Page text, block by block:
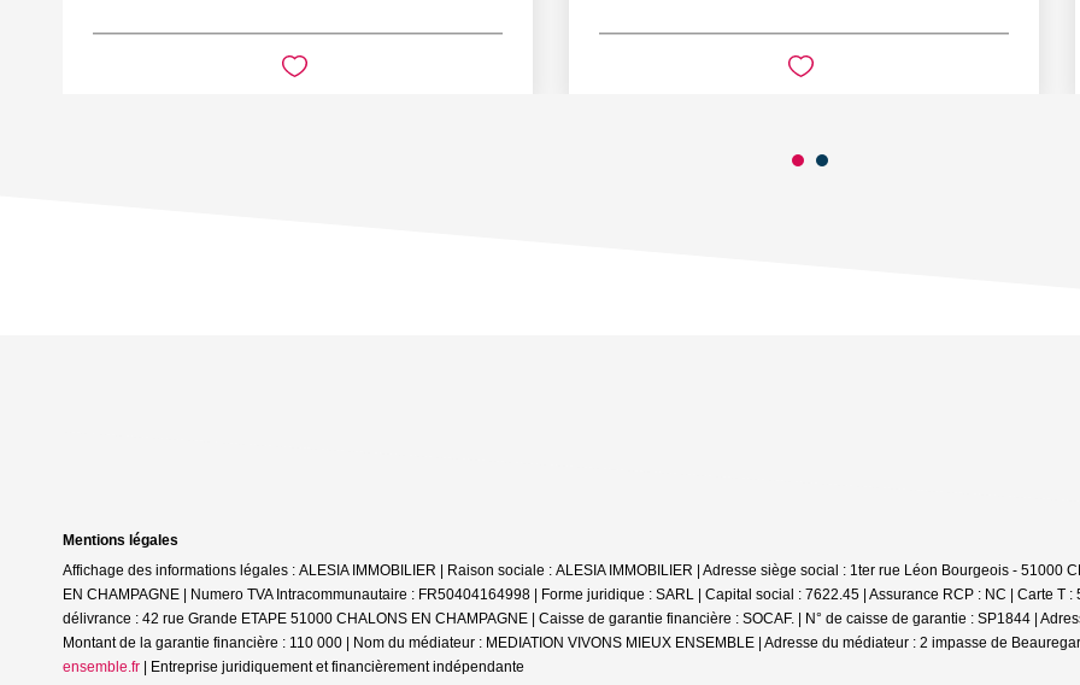
Mentions légales
Affichage des informations légales : ALESIA IMMOBILIER | Raison sociale : ALESIA IMMOBILIER | Adresse siège social : 1ter rue Léon Bourgeois - 51000
EN CHAMPAGNE | Numero TVA Intracommunautaire : FR50404164998 | Forme juridique : SARL | Capital social : 7622.45 | Assurance RCP : NC | Carte T :
délivrance : 42 rue Grande ETAPE 51000 CHALONS EN CHAMPAGNE | Caisse de garantie financière : SOCAF. | N° de caisse de garantie : SP1844 |
Montant de la garantie financière : 110 000 | Nom du médiateur : MEDIATION VIVONS MIEUX ENSEMBLE | Adresse du médiateur : 2 impasse de
ensemble.fr
Entreprise juridiquement et financièrement indépendante